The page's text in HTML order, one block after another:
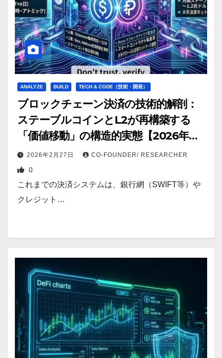
ANALYZE BUILD TECH & CODE（技術・開発）
ブロックチェーン決済の技術的解剖：
ステーブルコインとL2が再構築する
「価値移動」の構造的実態【2026年
版】2026年2月27日 CO-FOUNDER/ RESEARCHER
0
これまでの決済システムは、銀行網（SWIFT等）や
クレジット…